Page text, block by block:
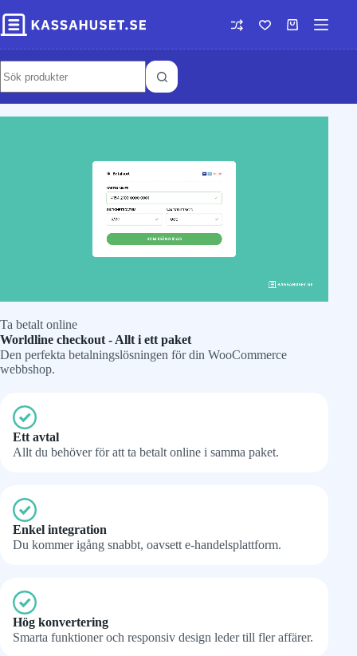
Ta betalt online
Worldline checkout - Allt i ett paket
Den perfekta betalningslösningen för din WooCommerce
webbshop.
Ett avtal
Allt du behöver för att ta betalt online i samma paket.
Enkel integration
Du kommer igång snabbt, oavsett e-handelsplattform.
Hög konvertering
Smarta funktioner och responsiv design leder till fler affärer.